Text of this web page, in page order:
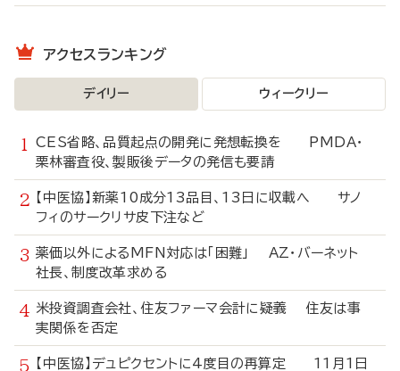
アクセスランキング
デイリー ウィークリー
CES省略、品質起点の開発に発想転換を PMDA・
栗林審査役、製販後データの発信も要請
【中医協】新薬10成分13品目、13日に収載へ サノ
フィのサークリサ皮下注など
薬価以外によるMFN対応は「困難」 AZ・バーネット
社長、制度改革求める
米投資調査会社、住友ファーマ会計に疑義 住友は事
実関係を否定
【中医協】デュピクセントに4度目の再算定 11月1日